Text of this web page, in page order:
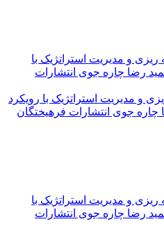
و مدیریت استراتژیک با رویکرد
چاره جوی انتشارات فرهیختگان